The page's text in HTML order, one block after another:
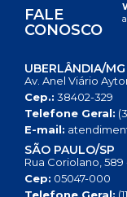
FALE
CONOSCO
UBERLÂNDIA/MG
Av. Anel Viário
Cep.: 38402-329
Telefone Geral:
E-mail:
SÃO PAULO/SP
Rua Coriolano, 589
Cep: 05047-000